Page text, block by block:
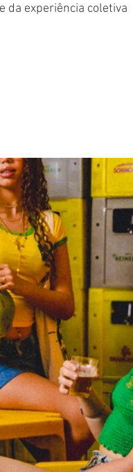
da experiência coletiva